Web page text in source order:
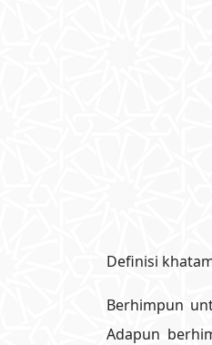
Definisi
Berhimpun
Adapun